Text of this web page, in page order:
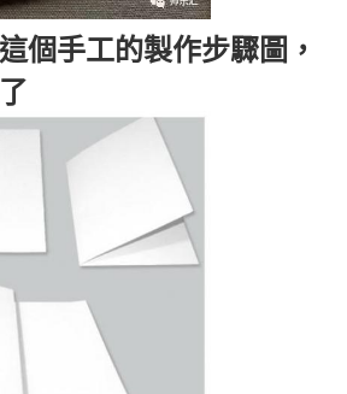
個手工的製作步驟圖，